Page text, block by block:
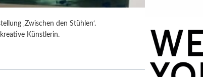
‚Zwischen den Stühlen‘.
Künstlerin.